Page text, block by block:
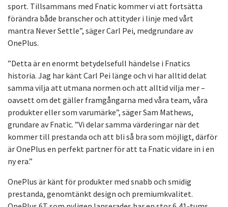
sport. Tillsammans med Fnatic kommer vi att fortsätta
förändra både branscher och attityder i linje med vårt
mantra Never Settle”, säger Carl Pei, medgrundare av
OnePlus.
”Detta är en enormt betydelsefull händelse i Fnatics
historia. Jag har känt Carl Pei länge och vi har alltid delat
samma vilja att utmana normen och att alltid vilja mer –
oavsett om det gäller framgångarna med våra team, våra
produkter eller som varumärke”, säger Sam Mathews,
grundare av Fnatic. ”Vi delar samma värderingar när det
kommer till prestanda och att bli så bra som möjligt, därför
är OnePlus en perfekt partner för att ta Fnatic vidare in i en
ny era.”
OnePlus är känt för produkter med snabb och smidig
prestanda, genomtänkt design och premiumkvalitet.